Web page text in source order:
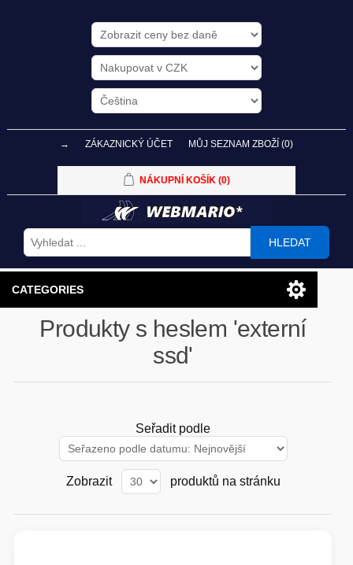
→ ZÁKAZNICKÝ ÚČET MŮJ SEZNAM ZBOŽÍ (0)
NÁKUPNÍ KOŠÍK (0)
HLEDAT
CATEGORIES
PC SESTAVY
Produkty s heslem 'externí
ssd'
Seřadit podle
Zobrazit produktů na stránku